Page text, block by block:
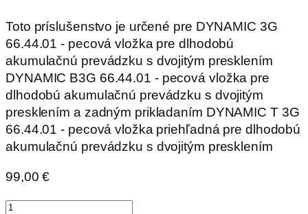
Toto príslušenstvo je určené pre DYNAMIC 3G
66.44.01 - pecová vložka pre dlhodobú
akumulačnú prevádzku s dvojitým presklením
DYNAMIC B3G 66.44.01 - pecová vložka pre
dlhodobú akumulačnú prevádzku s dvojitým
presklením a zadným prikladaním DYNAMIC T 3G
66.44.01 - pecová vložka priehľadná pre dlhodobú
akumulačnú prevádzku s dvojitým presklením
99,00€
množstvo